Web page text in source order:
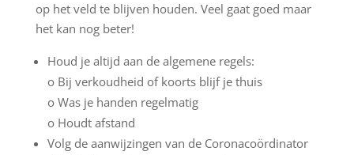
op het veld te blijven houden. Veel gaat goed maar
het kan nog beter!
Houd je altijd aan de algemene regels:
o Bij verkoudheid of koorts blijf je thuis
o Was je handen regelmatig
o Houdt afstand
Volg de aanwijzingen van de Coronacoördinator